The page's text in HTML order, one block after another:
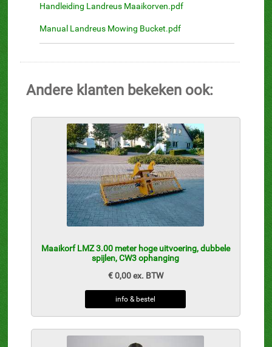
Handleiding Landreus Maaikorven.pdf
Manual Landreus Mowing Bucket.pdf
Andere klanten bekeken ook:
Maaikorf LMZ 3.00 meter hoge uitvoering, dubbele
spijlen, CW3 ophanging
€ 0,00 ex. BTW
info & bestel